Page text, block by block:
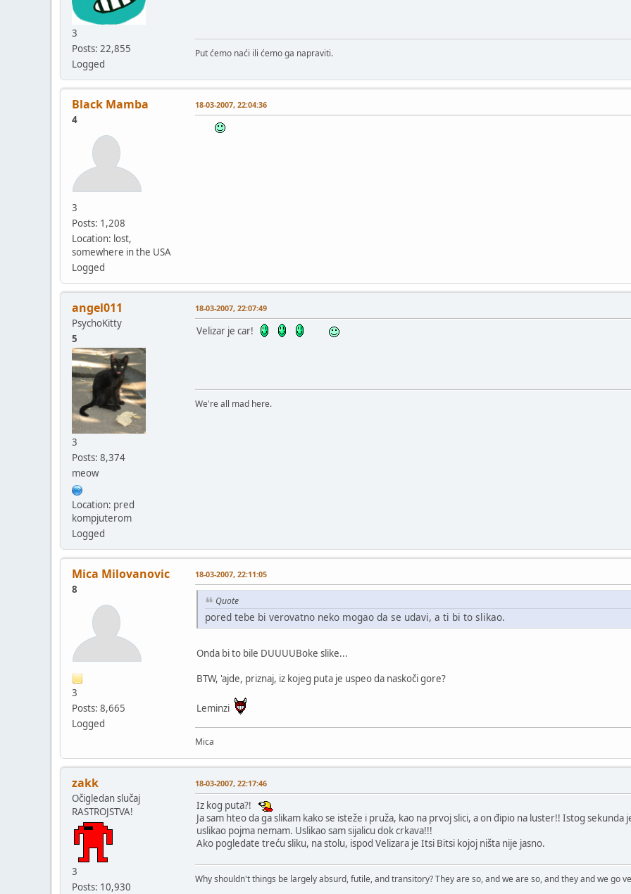
3
Posts: 22,855
Logged
Put ćemo naći ili ćemo ga napraviti.
Black Mamba
4
3
Posts: 1,208
Location: lost,
somewhere in the USA
Logged
18-03-2007, 22:04:36
angel011
PsychoKitty
5
3
Posts: 8,374
meow
Location: pred
kompjuterom
Logged
18-03-2007, 22:07:49
Velizar je car!
We're all mad here.
Mica Milovanovic
8
3
Posts: 8,665
Logged
18-03-2007, 22:11:05
Quote
pored tebe bi verovatno neko mogao da se udavi, a ti bi to slikao.
Onda bi to bile DUUUUBoke slike...
BTW, 'ajde, priznaj, iz kojeg puta je uspeo da naskoči gore?
Leminzi
Mica
zakk
Očigledan slučaj
RASTROJSTVA!
3
Posts: 10,930
18-03-2007, 22:17:46
Iz kog puta?!
Ja sam hteo da ga slikam kako se isteže i pruža, kao na prvoj slici, a on đipio na luster!! Istog
uslikao pojma nemam. Uslikao sam sijalicu dok crkava!!!
Ako pogledate treću sliku, na stolu, ispod Velizara je Itsi Bitsi kojoj ništa nije jasno.
Why shouldn't things be largely absurd, futile, and transitory? They are so, and we are so, and they and we go